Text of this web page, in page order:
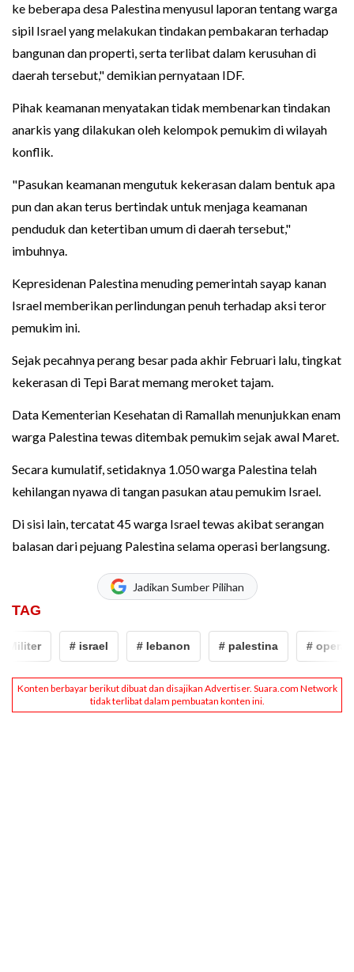
ke beberapa desa Palestina menyusul laporan tentang warga
sipil Israel yang melakukan tindakan pembakaran terhadap
bangunan dan properti, serta terlibat dalam kerusuhan di
daerah tersebut," demikian pernyataan IDF.
Pihak keamanan menyatakan tidak membenarkan tindakan
anarkis yang dilakukan oleh kelompok pemukim di wilayah
konflik.
"Pasukan keamanan mengutuk kekerasan dalam bentuk apa
pun dan akan terus bertindak untuk menjaga keamanan
penduduk dan ketertiban umum di daerah tersebut,"
imbuhnya.
Kepresidenan Palestina menuding pemerintah sayap kanan
Israel memberikan perlindungan penuh terhadap aksi teror
pemukim ini.
Sejak pecahnya perang besar pada akhir Februari lalu, tingkat
kekerasan di Tepi Barat memang meroket tajam.
Data Kementerian Kesehatan di Ramallah menunjukkan enam
warga Palestina tewas ditembak pemukim sejak awal Maret.
Secara kumulatif, setidaknya 1.050 warga Palestina telah
kehilangan nyawa di tangan pasukan atau pemukim Israel.
Di sisi lain, tercatat 45 warga Israel tewas akibat serangan
balasan dari pejuang Palestina selama operasi berlangsung.
Jadikan Sumber Pilihan
TAG
# israel # lebanon # palestina # operasi